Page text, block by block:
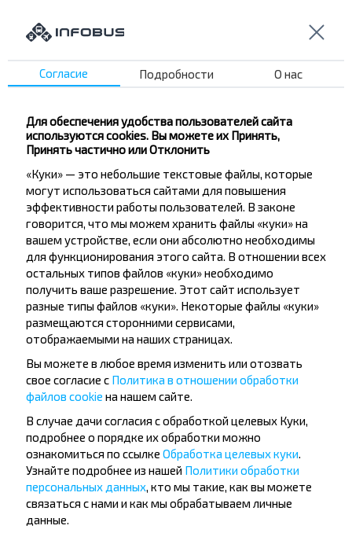
Подпишись на получение новостей и
путешествуй с нами дешевле!
Подписаться
Вопрос - Ответ
Как забронировать билеты на
автобус?
Есть ли ограничения на поездки по
маршруту Фастовичи-Бориков,
Любанский р-н МИНСКАЯ ОБЛ.
Беларусь?
За сколько дней до выезда искать
Согласие Подробности О нас
Для обеспечения удобства пользователей сайта
используются cookies. Вы можете их Принять,
Принять частично или Отклонить
«Куки» — это небольшие текстовые файлы, которые
могут использоваться сайтами для повышения
эффективности работы пользователей. В законе
говорится, что мы можем хранить файлы «куки» на
вашем устройстве, если они абсолютно необходимы
для функционирования этого сайта. В отношении всех
остальных типов файлов «куки» необходимо
получить ваше разрешение. Этот сайт использует
разные типы файлов «куки». Некоторые файлы «куки»
размещаются сторонними сервисами,
отображаемыми на наших страницах.
Вы можете в любое время изменить или отозвать
свое согласие с Политика в отношении обработки
файлов cookie на нашем сайте.
В случае дачи согласия с обработкой целевых Куки,
подробнее о порядке их обработки можно
ознакомиться по ссылке Обработка целевых куки.
Узнайте подробнее из нашей Политики обработки
персональных данных, кто мы такие, как вы можете
связаться с нами и как мы обрабатываем личные
данные.